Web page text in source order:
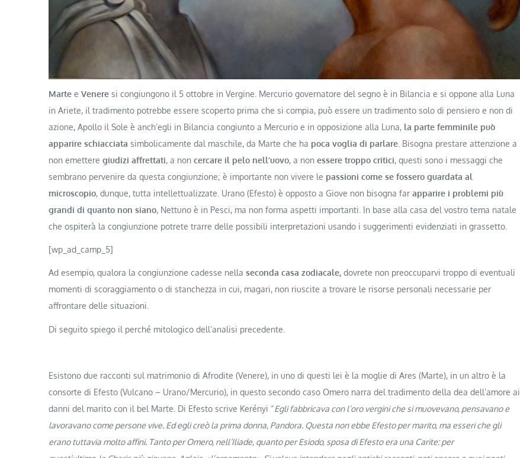
Marte e Venere si congiungono il 5 ottobre in Vergine. Mercurio governatore del segno è in Bilancia e si oppone alla Luna
in Ariete, il tradimento potrebbe essere scoperto prima che si compia, può essere un tradimento solo di pensiero e non di
azione, Apollo il Sole è anch’egli in Bilancia congiunto a Mercurio e in opposizione alla Luna, la parte femminile può
apparire schiacciata simbolicamente dal maschile, da Marte che ha poca voglia di parlare . Bisogna prestare attenzione a
non emettere giudizi affrettati, a non cercare il pelo nell’uovo, a non essere troppo critici, questi sono i messaggi che
sembrano pervenire da questa congiunzione; è importante non vivere le passioni come se fossero guardata al
microscopio, dunque, tutta intellettualizzate. Urano (Efesto) è opposto a Giove non bisogna far apparire i problemi più
grandi di quanto non siano, Nettuno è in Pesci, ma non forma aspetti importanti. In base alla casa del vostro tema natale
che ospiterà la congiunzione potrete trarre delle possibili interpretazioni usando i suggerimenti evidenziati in grassetto.
[wp_ad_camp_5]
Ad esempio, qualora la congiunzione cadesse nella seconda casa zodiacale, dovrete non preoccuparvi troppo di eventuali
momenti di scoraggiamento o di stanchezza in cui, magari, non riuscite a trovare le risorse personali necessarie per
affrontare delle situazioni.
Di seguito spiego il perché mitologico dell’analisi precedente.
Esistono due racconti sul matrimonio di Afrodite (Venere), in uno di questi lei è la moglie di Ares (Marte), in un altro è la
consorte di Efesto (Vulcano – Urano/Mercurio), in questo secondo caso Omero narra del tradimento della dea dell’amore ai
danni del marito con il bel Marte. Di Efesto scrive Kerényi “Egli fabbricava con l’oro vergini che si muovevano, pensavano e
lavoravano come persone vive. Ed egli creò la prima donna, Pandora. Questa non ebbe Efesto per marito, ma esseri che gli
erano tuttavia molto affini. Tanto per Omero, nell’Iliade, quanto per Esiodo, sposa di Efesto era una Carite: per